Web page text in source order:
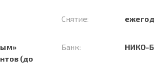
Снятие:
(до
Банк: НИКО-